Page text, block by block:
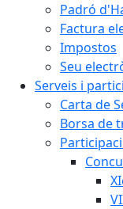
Padró
Factura
Impostos
Seu
Serveis i
Carta de
Borsa de